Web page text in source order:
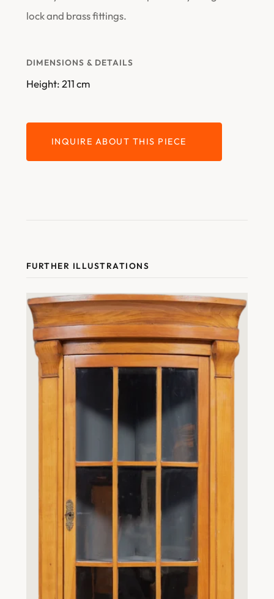
lock and brass fittings.
DIMENSIONS & DETAILS
Height: 211 cm
INQUIRE ABOUT THIS PIECE
FURTHER ILLUSTRATIONS